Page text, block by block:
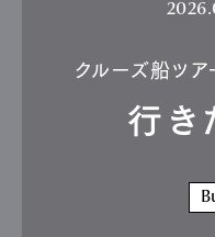
クルーズ船ツ
行き